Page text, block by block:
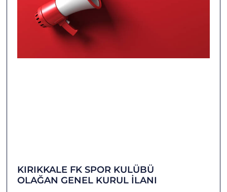
KIRIKKALE FK SPOR KULÜBÜ
OLAĞAN GENEL KURUL İLANI